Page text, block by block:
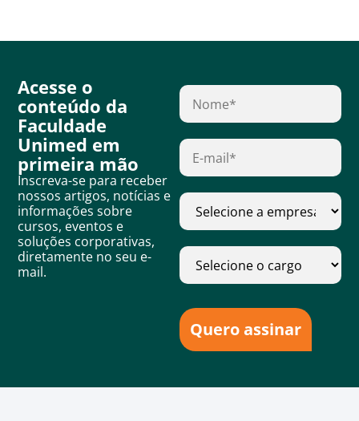
Acesse o
conteúdo da
Faculdade
Unimed em
primeira mão
Inscreva-se para receber
nossos artigos, notícias e
informações sobre
cursos, eventos e
soluções corporativas,
diretamente no seu e-
mail.
Quero assinar